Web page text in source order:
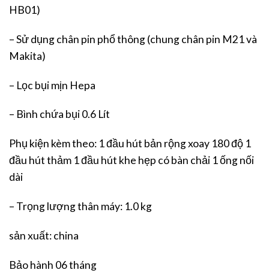
HB01)
– Sử dụng chân pin phổ thông (chung chân pin M21 và
Makita)
– Lọc bụi mịn Hepa
– Bình chứa bụi 0.6 Lít
Phụ kiện kèm theo: 1 đầu hút bản rộng xoay 180 độ 1
đầu hút thảm 1 đầu hút khe hẹp có bàn chải 1 ống nối
dài
– Trọng lượng thân máy: 1.0 kg
sản xuất: china
Bảo hành 06 tháng